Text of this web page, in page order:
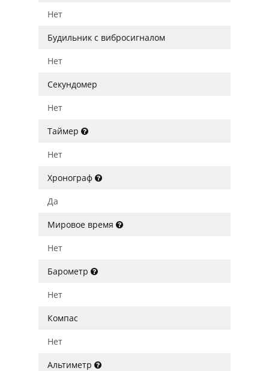
Нет
Будильник с вибросигналом
Нет
Секундомер
Нет
Таймер
Нет
Хронограф
Да
Мировое время
Нет
Барометр
Нет
Компас
Нет
Альтиметр